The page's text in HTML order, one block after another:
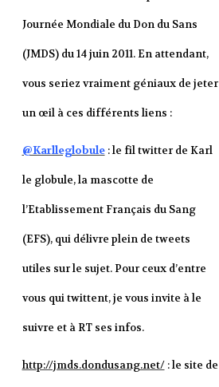
Journée Mondiale du Don du Sans
(JMDS) du 14 juin 2011. En attendant,
vous seriez vraiment géniaux de jeter
un œil à ces différents liens :
@Karlleglobule: le fil twitter de Karl
le globule, la mascotte de
l’Etablissement Français du Sang
(EFS), qui délivre plein de tweets
utiles sur le sujet. Pour ceux d’entre
vous qui twittent, je vous invite à le
suivre et à RT ses infos.
http://jmds.dondusang.net/: le site de